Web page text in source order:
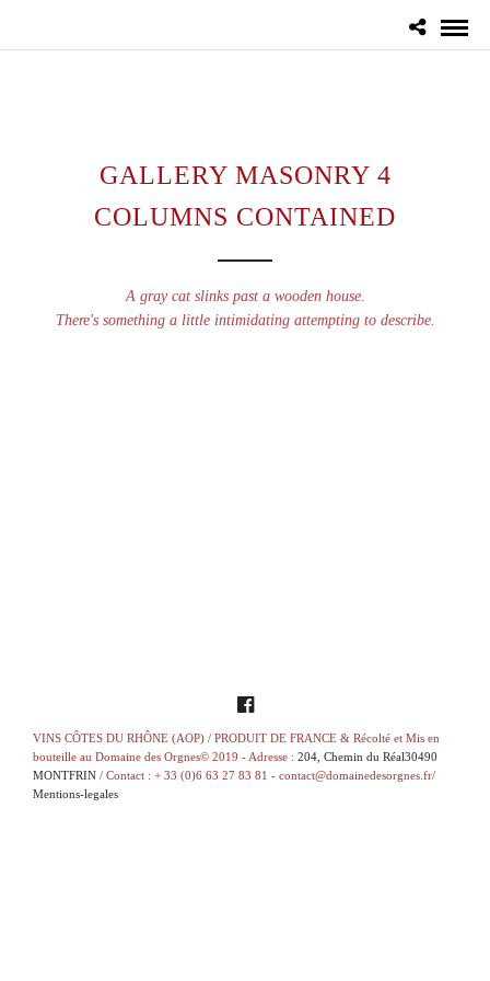
GALLERY MASONRY 4
COLUMNS CONTAINED
A gray cat slinks past a wooden house.
There's something a little intimidating attempting to describe.
VINS CÔTES DU RHÔNE (AOP) / PRODUIT DE FRANCE & Récolté et Mis en
bouteille au Domaine des Orgnes© 2019 - Adresse : 204, Chemin du Réal30490
MONTFRIN / Contact : + 33 (0)6 63 27 83 81 - contact@domainedesorgnes.fr/
Mentions-legales